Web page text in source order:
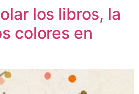
los libros, la
colores en